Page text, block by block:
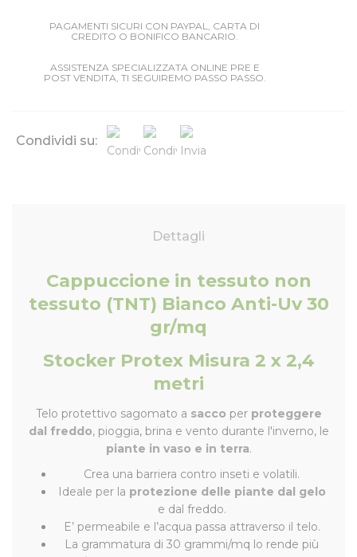
PAGAMENTI SICURI CON PAYPAL, CARTA DI
CREDITO O BONIFICO BANCARIO.
ASSISTENZA SPECIALIZZATA ONLINE PRE E
POST VENDITA, TI SEGUIREMO PASSO PASSO.
Condividi su:
Dettagli
Cappuccione in tessuto non
tessuto (TNT) Bianco Anti-Uv 30
gr/mq
Stocker Protex Misura 2 x 2,4
metri
Telo protettivo sagomato a sacco per proteggere
dal freddo, pioggia, brina e vento durante l'inverno, le
piante in vaso e in terra.
Crea una barriera contro inseti e volatili.
Ideale per la protezione delle piante dal gelo
e dal freddo.
E’ permeabile e l’acqua passa attraverso il telo.
La grammatura di 30 grammi/mq lo rende più